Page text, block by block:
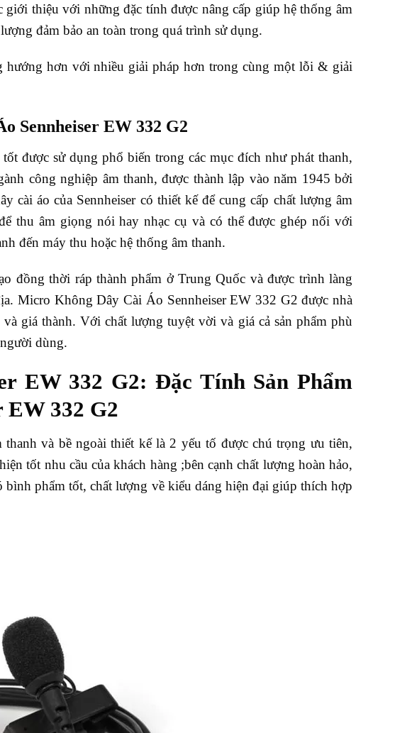
thiệu với những đặc tính được nâng cấp giúp hệ thống âm
đảm bảo an toàn trong quá trình sử dụng.
hướng hơn với nhiều giải pháp hơn trong cùng một lỗi & giải
Sennheiser EW 332 G2
được sử dụng phổ biến trong các mục đích như phát thanh,
công nghiệp âm thanh, được thành lập vào năm 1945 bởi
cài áo của Sennheiser có thiết kế để cung cấp chất lượng âm
thu âm giọng nói hay nhạc cụ và có thể được ghép nối với
đến máy thu hoặc hệ thống âm thanh.
đồng thời ráp thành phẩm ở Trung Quốc và được trình làng
Micro Không Dây Cài Áo Sennheiser EW 332 G2 được nhà
giá thành. Với chất lượng tuyệt vời và giá cả sản phẩm phù
dùng.
EW 332 G2: Đặc Tính Sản Phẩm
EW 332 G2
và bề ngoài thiết kế là 2 yếu tố được chú trọng ưu tiên,
tốt nhu cầu của khách hàng ;bên cạnh chất lượng hoàn hảo,
phẩm tốt, chất lượng về kiểu dáng hiện đại giúp thích hợp